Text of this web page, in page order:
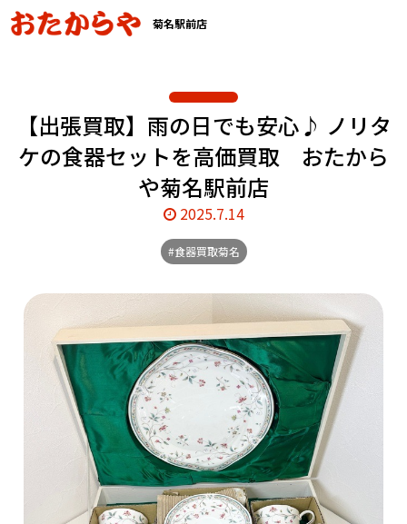
菊名駅前店
【出張買取】雨の日でも安心♪ ノリタ
ケの食器セットを高価買取 おたから
や菊名駅前店
2025.7.14
#食器買取菊名